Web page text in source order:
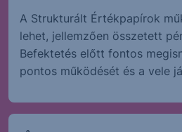
A Strukturált Értékpapírok
lehet, jellemzően összetett
Befektetés előtt fontos
pontos működését és a vele